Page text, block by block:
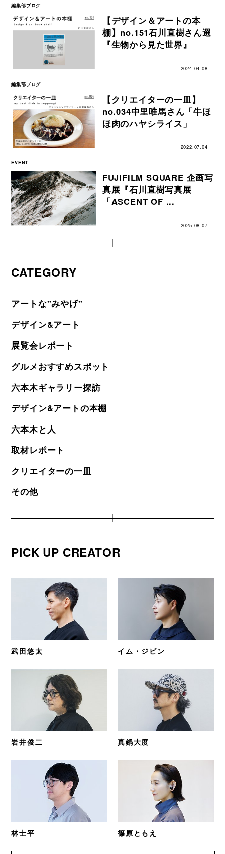
EVENT
FUJIFILM SQUARE 企画写
真展『石川直樹写真展
「ASCENT OF ...
2025.08.07
編集部ブログ
【デザイン＆アートの本
棚】no.151石川直樹さん選
『生物から見た世界』
2024.04.08
編集部ブログ
【クリエイターの一皿】
no.034中里唯馬さん「牛ほ
ほ肉のハヤシライス」
2022.07.04
CATEGORY
アートな"みやげ"
デザイン&アート
展覧会レポート
グルメおすすめスポット
六本木ギャラリー探訪
デザイン&アートの本棚
六本木と人
取材レポート
クリエイターの一皿
その他
PICK UP CREATOR
武田悠太 イム・ジビン
岩井俊二 真鍋大度
林士平 篠原ともえ